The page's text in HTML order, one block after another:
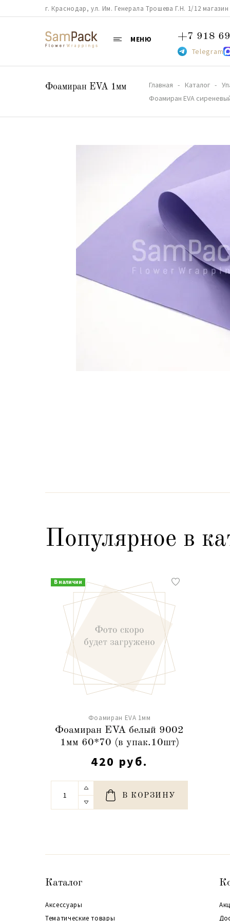
г. Краснодар, ул. Им. Генерала Трошева Г.Н. 1/12
МЕНЮ +7 918
Telegram
Фоамиран EVA 1мм Главная Каталог
Фоамиран EVA
Популярное в
В наличии
Фоамиран EVA 1мм
Фоамиран EVA белый 9002
1мм 60*70 (в упак.10шт)
420 руб.
В КОРЗИНУ
Каталог
Аксессуары
Тематические товары